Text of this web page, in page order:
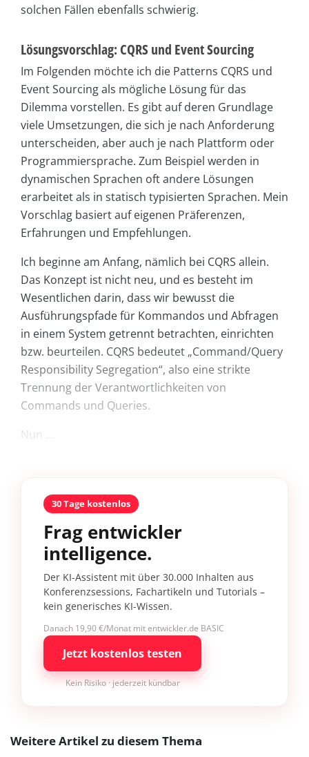
solchen Fällen ebenfalls schwierig.
Lösungsvorschlag: CQRS und Event Sourcing
Im Folgenden möchte ich die Patterns CQRS und
Event Sourcing als mögliche Lösung für das
Dilemma vorstellen. Es gibt auf deren Grundlage
viele Umsetzungen, die sich je nach Anforderung
unterscheiden, aber auch je nach Plattform oder
Programmiersprache. Zum Beispiel werden in
dynamischen Sprachen oft andere Lösungen
erarbeitet als in statisch typisierten Sprachen. Mein
Vorschlag basiert auf eigenen Präferenzen,
Erfahrungen und Empfehlungen.
Ich beginne am Anfang, nämlich bei CQRS allein.
Das Konzept ist nicht neu, und es besteht im
Wesentlichen darin, dass wir bewusst die
Ausführungspfade für Kommandos und Abfragen
in einem System getrennt betrachten, einrichten
bzw. beurteilen. CQRS bedeutet „Command/Query
Responsibility Segregation“, also eine strikte
Trennung der Verantwortlichkeiten von
Commands und Queries.
Nun ...
30 Tage kostenlos
Frag entwickler
intelligence.
Der KI-Assistent mit über 30.000 Inhalten aus
Konferenzsessions, Fachartikeln und Tutorials –
kein generisches KI-Wissen.
Danach 19,90 €/Monat mit entwickler.de BASIC
Jetzt kostenlos testen
Kein Risiko · jederzeit kündbar
Weitere Artikel zu diesem Thema